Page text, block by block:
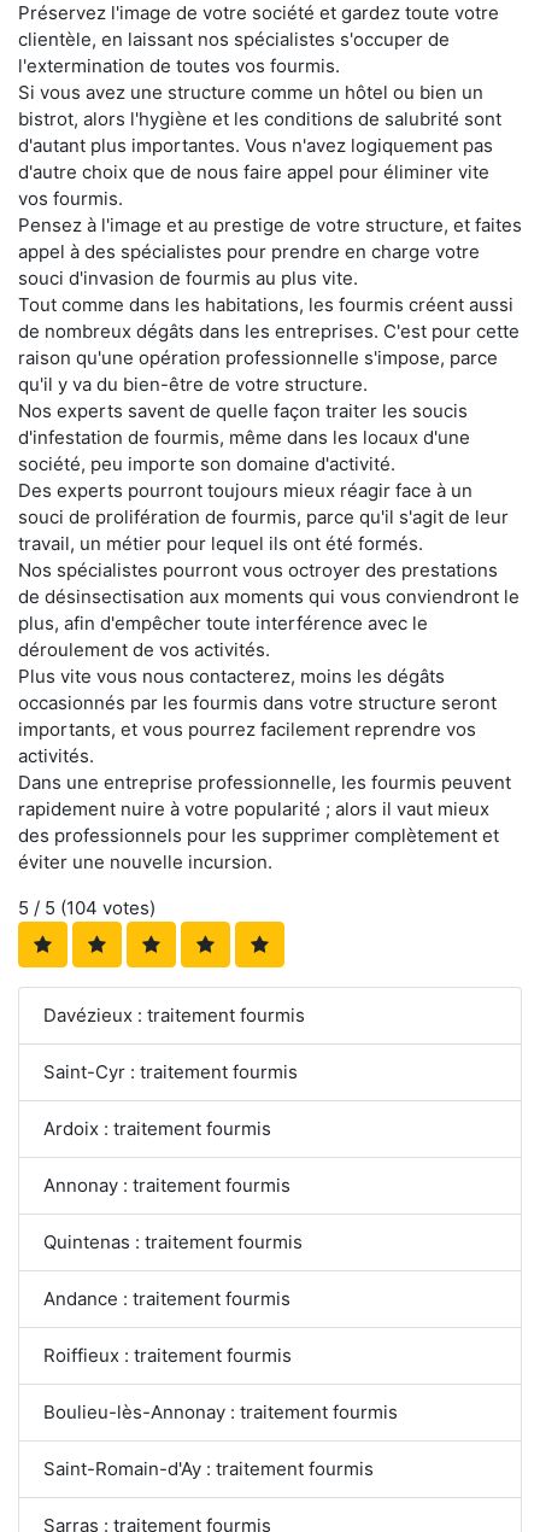
Préservez l'image de votre société et gardez toute votre
clientèle, en laissant nos spécialistes s'occuper de
l'extermination de toutes vos fourmis.
Si vous avez une structure comme un hôtel ou bien un
bistrot, alors l'hygiène et les conditions de salubrité sont
d'autant plus importantes. Vous n'avez logiquement pas
d'autre choix que de nous faire appel pour éliminer vite
vos fourmis.
Pensez à l'image et au prestige de votre structure, et faites
appel à des spécialistes pour prendre en charge votre
souci d'invasion de fourmis au plus vite.
Tout comme dans les habitations, les fourmis créent aussi
de nombreux dégâts dans les entreprises. C'est pour cette
raison qu'une opération professionnelle s'impose, parce
qu'il y va du bien-être de votre structure.
Nos experts savent de quelle façon traiter les soucis
d'infestation de fourmis, même dans les locaux d'une
société, peu importe son domaine d'activité.
Des experts pourront toujours mieux réagir face à un
souci de prolifération de fourmis, parce qu'il s'agit de leur
travail, un métier pour lequel ils ont été formés.
Nos spécialistes pourront vous octroyer des prestations
de désinsectisation aux moments qui vous conviendront le
plus, afin d'empêcher toute interférence avec le
déroulement de vos activités.
Plus vite vous nous contacterez, moins les dégâts
occasionnés par les fourmis dans votre structure seront
importants, et vous pourrez facilement reprendre vos
activités.
Dans une entreprise professionnelle, les fourmis peuvent
rapidement nuire à votre popularité ; alors il vaut mieux
des professionnels pour les supprimer complètement et
éviter une nouvelle incursion.
5 / 5 (104 votes)
Davézieux : traitement fourmis
Saint-Cyr : traitement fourmis
Ardoix : traitement fourmis
Annonay : traitement fourmis
Quintenas : traitement fourmis
Andance : traitement fourmis
Roiffieux : traitement fourmis
Boulieu-lès-Annonay : traitement fourmis
Saint-Romain-d'Ay : traitement fourmis
Sarras : traitement fourmis